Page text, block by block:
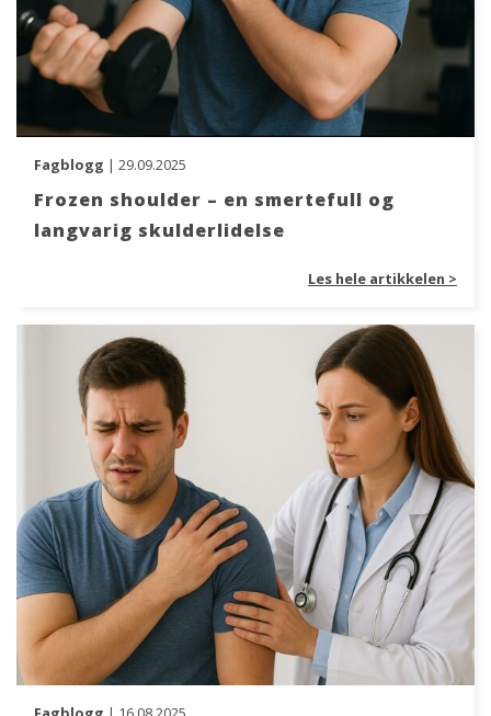
Fagblogg | 29.09.2025
Frozen shoulder – en smertefull og
langvarig skulderlidelse
Les hele artikkelen >